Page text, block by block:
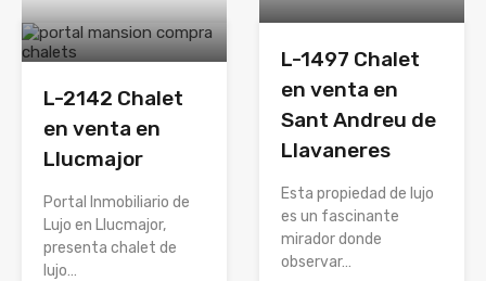
L-2142 Chalet
en venta en
Llucmajor
Portal Inmobiliario de
Lujo en Llucmajor,
presenta chalet de
lujo…
L-1497 Chalet
en venta en
Sant Andreu de
Llavaneres
Esta propiedad de lujo
es un fascinante
mirador donde
observar…